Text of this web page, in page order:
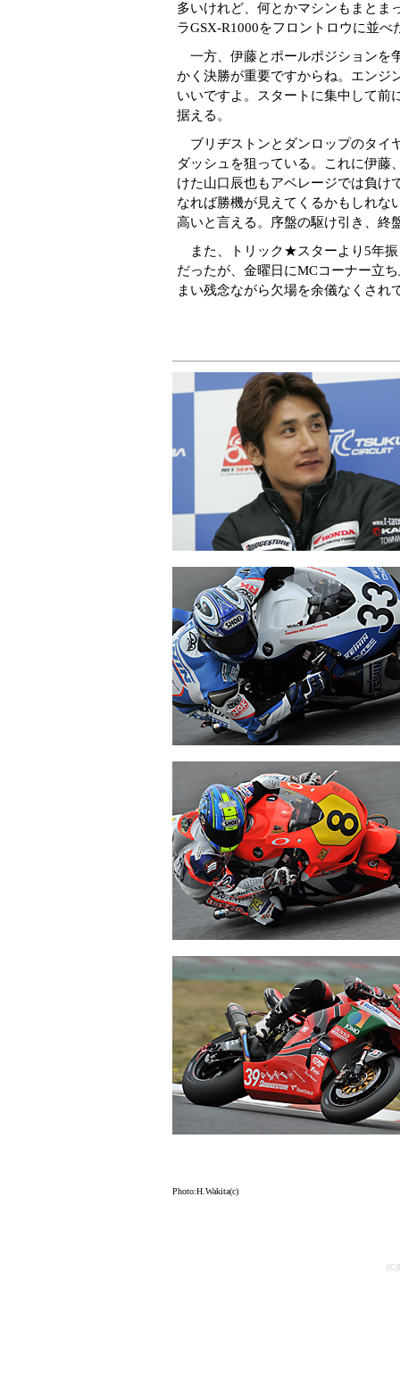
多いけれど、何とかマシンもまとま
ラGSX-R1000をフロントロウに並べ
一方、伊藤とポールポジションを
かく決勝が重要ですからね。エンジ
いいですよ。スタートに集中して前
据える。
ブリヂストンとダンロップのタイ
ダッシュを狙っている。これに伊
けた山口辰也もアベレージでは負け
なれば勝機が見えてくるかもしれな
高いと言える。序盤の駆け引き、終
また、トリック★スターより5年振
だったが、金曜日にMCコーナー立
まい残念ながら欠場を余儀なくされ
Photo:H.Wakita(c)